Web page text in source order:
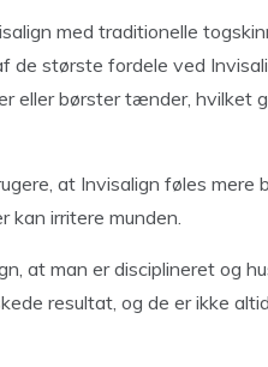
med traditionelle
de største fordele ved
eller børster tænder, hvilket
at Invisalign føles mere
kan irritere munden.
at man er disciplineret og
resultat, og de er ikke